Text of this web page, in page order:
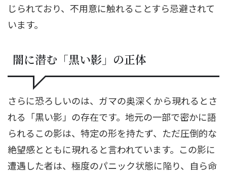
じられており、不用意に触れることすら忌避されて
います。
闇に潜む「黒い影」の正体
さらに恐ろしいのは、ガマの奥深くから現れるとさ
れる「黒い影」の存在です。地元の一部で密かに語
られるこの影は、特定の形を持たず、ただ圧倒的な
絶望感とともに現れると言われています。この影に
遭遇した者は、極度のパニック状態に陥り、自ら命